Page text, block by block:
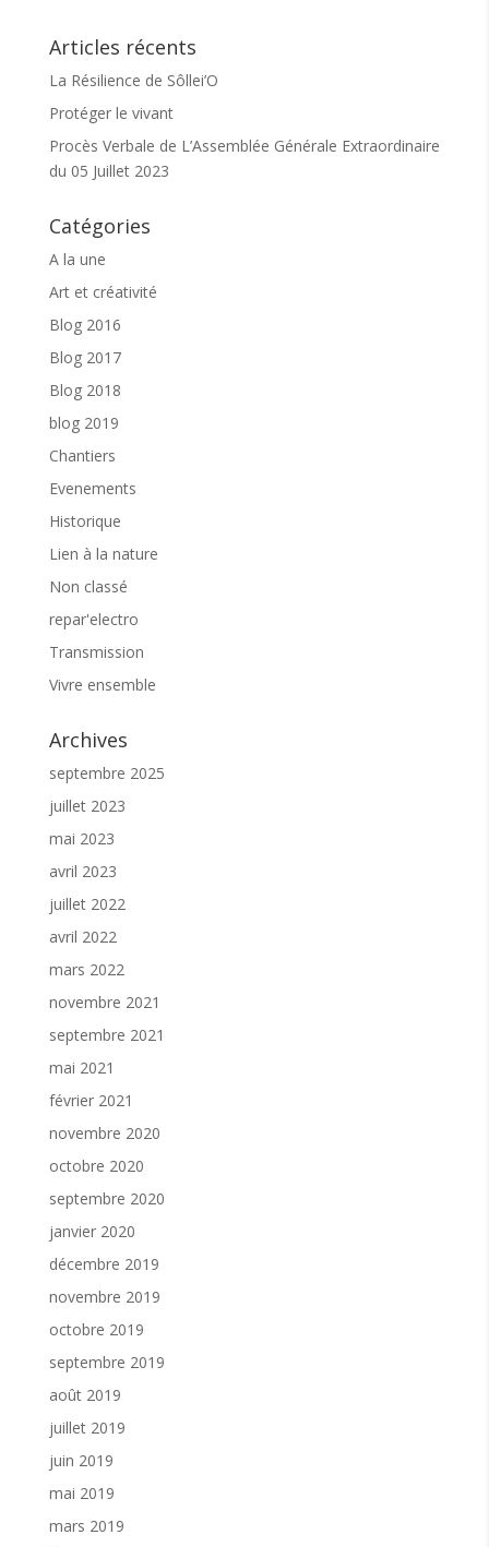
Horaires :
ou de 11h à 11h45
Où ? :
Sénès. Vous pouvez vous garer au parking du stade
et monter à la salle se situant à côté de l’espace des
jeunes le long de la route
Pour qui ? :
Tarif :2 euros -> Atelier subventionné par la CAF
Pour participer :
Je m’inscris à l’atelier au 06 22 26 81 42
Pour participer aux activités l’
l’association est préconisée
l’association et j’adhère
Parmi les nombreuses activités proposées sur
Sôllei’O, le « vivre ensemble », l’intergénérationnel
reste le liant. Aussi, nous restons à votre écoute
pour favoriser la fluidité de votre venue. N’hésitez
En vous remerciant pour votre confiance, à bientôt
Articles récents
La Résilience de Sôllei’O
Protéger le vivant
Procès Verbale de L’Assemblée Générale Extraordinaire
du 05 Juillet 2023
Catégories
A la une
Art et créativité
Blog 2016
Blog 2017
Blog 2018
blog 2019
Chantiers
Evenements
Historique
Lien à la nature
Non classé
repar'electro
Transmission
Vivre ensemble
Archives
septembre 2025
juillet 2023
mai 2023
avril 2023
juillet 2022
avril 2022
mars 2022
novembre 2021
septembre 2021
mai 2021
février 2021
novembre 2020
octobre 2020
septembre 2020
janvier 2020
décembre 2019
novembre 2019
octobre 2019
septembre 2019
août 2019
juillet 2019
juin 2019
mai 2019
mars 2019